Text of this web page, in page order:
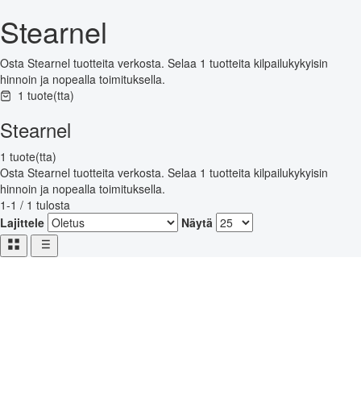
Stearnel
Osta Stearnel tuotteita verkosta. Selaa 1 tuotteita kilpailukykyisin
hinnoin ja nopealla toimituksella.
1 tuote(tta)
Stearnel
1 tuote(tta)
Osta Stearnel tuotteita verkosta. Selaa 1 tuotteita kilpailukykyisin
hinnoin ja nopealla toimituksella.
1-1 / 1 tulosta
Lajittele
Näytä